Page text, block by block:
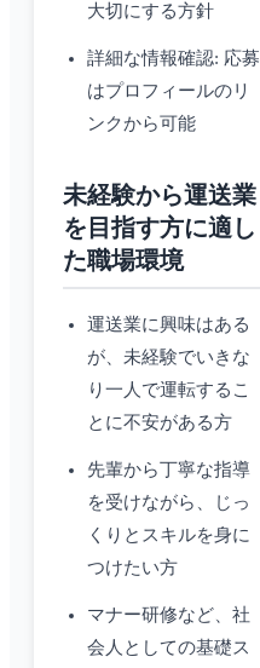
大切にする方針
詳細な情報確認: 応募
はプロフィールのリ
ンクから可能
未経験から運送業
を目指す方に適し
た職場環境
運送業に興味はある
が、未経験でいきな
り一人で運転するこ
とに不安がある方
先輩から丁寧な指導
を受けながら、じっ
くりとスキルを身に
つけたい方
マナー研修など、社
会人としての基礎ス